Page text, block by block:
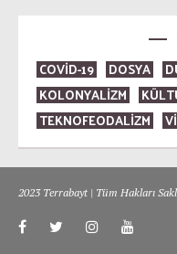
COVID-19 DOSYA
KOLONYALİZM
TEKNOFEODALİZM
2023 Terrabayt | Tüm Hakları